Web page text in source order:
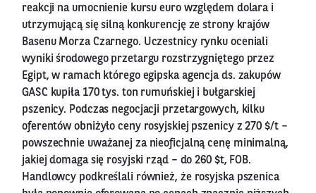
reakcji na umocnienie kursu euro względem dolara i
utrzymującą się silną konkurencję ze strony krajów
Basenu Morza Czarnego. Uczestnicy rynku oceniali
wyniki środowego przetargu rozstrzygniętego przez
Egipt, w ramach którego egipska agencja ds. zakupów
GASC kupiła 170 tys. ton rumuńskiej i bułgarskiej
pszenicy. Podczas negocjacji przetargowych, kilku
oferentów obniżyło ceny rosyjskiej pszenicy z 270 $/t –
powszechnie uważanej za nieoficjalną cenę minimalną,
jakiej domaga się rosyjski rząd – do 260 $t, FOB.
Handlowcy podkreślali również, że rosyjska pszenica